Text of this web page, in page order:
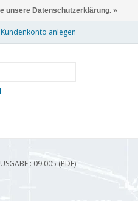
anlegen
: 09.005 (PDF)
unsere Datenschutzerklärung. »